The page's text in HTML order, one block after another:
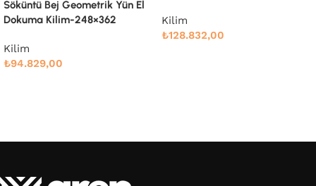
Kilim
Kilim
₺91.661,00